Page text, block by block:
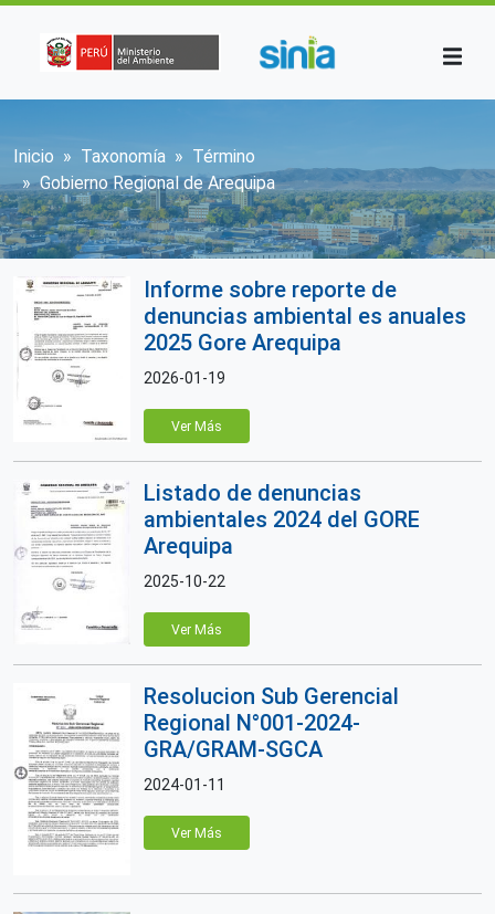
Sobrescribir enlaces de ayuda a la
Inicio Taxonomía
Término
Gobierno Regional de Arequipa
Informe sobre reporte de
denuncias ambiental es anuales
2025 Gore Arequipa
2026-01-19
Ver Más
Listado de denuncias
ambientales 2024 del GORE
Arequipa
2025-10-22
Ver Más
Resolucion Sub Gerencial
Regional N°001-2024-
GRA/GRAM-SGCA
2024-01-11
Ver Más